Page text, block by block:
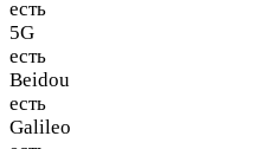
есть
5G
есть
Beidou
есть
Galileo